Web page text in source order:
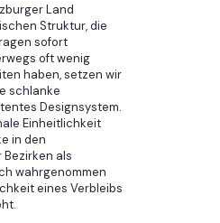
Land
Struktur, die
sofort
oft wenig
haben, setzen wir
schlanke
Designsystem.
Einheitlichkeit
in den
als
wahrgenommen
eines Verbleibs